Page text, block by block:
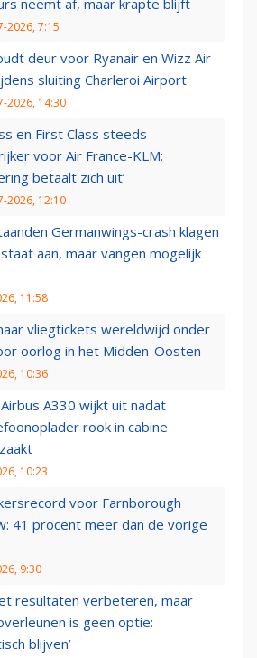
neemt af, maar krapte blijft
2026, 7:15
deur voor Ryanair en Wizz Air
sluiting Charleroi Airport
2026, 14:30
en First Class steeds
voor Air France-KLM:
betaalt zich uit’
2026, 12:10
Germanwings-crash klagen
aan, maar vangen mogelijk
11:58
vliegtickets wereldwijd onder
oorlog in het Midden-Oosten
10:36
Airbus A330 wijkt uit nadat
rook in cabine
10:23
voor Farnborough
41 procent meer dan de vorige
9:30
resultaten verbeteren, maar
is geen optie:
blijven’